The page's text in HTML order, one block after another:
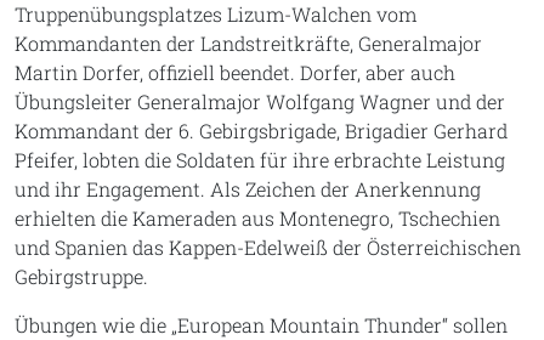
Truppenübungsplatzes Lizum-Walchen vom
Kommandanten der Landstreitkräfte, Generalmajor
Martin Dorfer, offiziell beendet. Dorfer, aber auch
Übungsleiter Generalmajor Wolfgang Wagner und der
Kommandant der 6. Gebirgsbrigade, Brigadier Gerhard
Pfeifer, lobten die Soldaten für ihre erbrachte Leistung
und ihr Engagement. Als Zeichen der Anerkennung
erhielten die Kameraden aus Montenegro, Tschechien
und Spanien das Kappen-Edelweiß der Österreichischen
Gebirgstruppe.
Übungen wie die „European Mountain Thunder“ sollen